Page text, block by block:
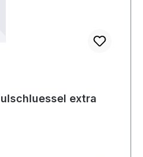
extra